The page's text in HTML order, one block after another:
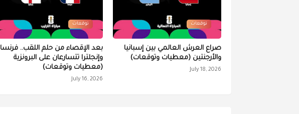
توقعات
صراع العرش العالمي بين إسبانيا
والأرجنتين (معطيات وتوقعات)
July 18, 2026
توقعات
بعد الإقصاء من حلم اللقب.. فرنسا
وإنجلترا تتسارعان على البرونزية
(معطيات وتوقعات)
July 16, 2026